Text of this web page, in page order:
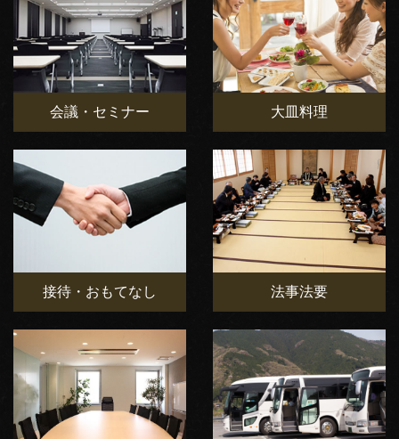
会議・セミナー 大皿料理
接待・おもてなし 法事法要